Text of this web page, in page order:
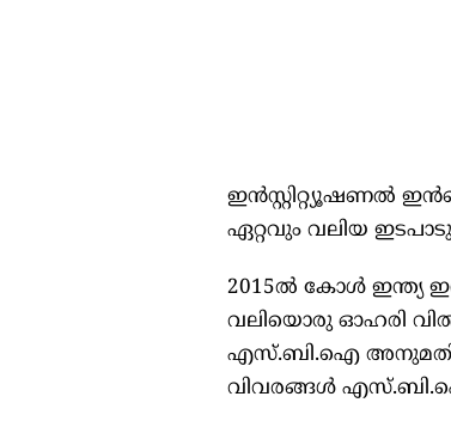
ഇൻസ്റ്റിറ്റ്യൂഷണൽ
ഏറ്റവും വലിയ
2015ൽ കോൾ ഇന്ത്യ
വലിയൊരു ഓഹരി
എസ്.ബി.ഐ അനുമതി
വിവരങ്ങൾ എസ്.ബി.ഐ